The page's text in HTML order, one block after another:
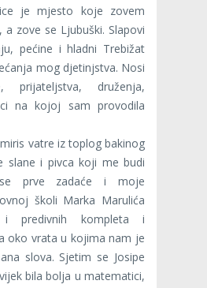
je mjesto koje zovem
zove se Ljubuški. Slapovi
pećine i hladni Trebižat
mog djetinjstva. Nosi
prijateljstva, druženja,
na kojoj sam provodila
vatre iz toplog bakinog
slane i pivca koji me budi
prve zadaće i moje
školi Marka Marulića
i predivnih kompleta i
oko vrata u kojima nam je
slova. Sjetim se Josipe
bila bolja u matematici,